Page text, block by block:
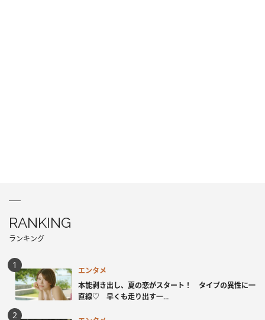
RANKING
ランキング
エンタメ
本能剥き出し、夏の恋がスタート！ タイプの異性に一
直線♡ 早くも走り出す一...